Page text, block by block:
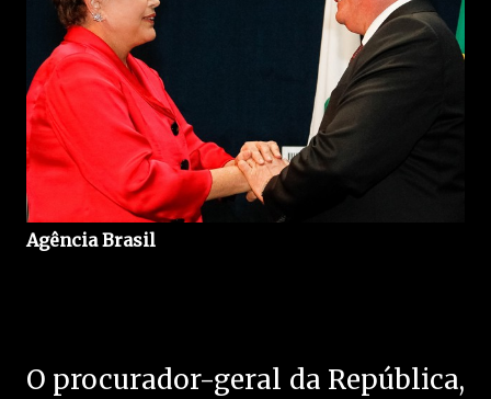
Agência Brasil
O procurador-geral da República,